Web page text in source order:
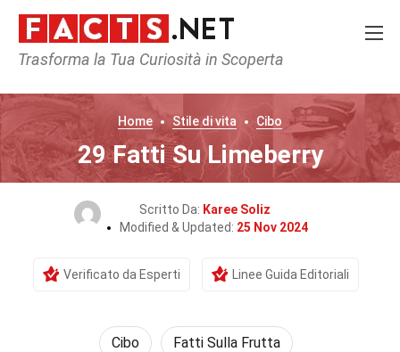
Trasforma la Tua Curiosità in Scoperta
Home Stile di vita Cibo
29 Fatti Su Limeberry
Scritto Da: Karee Soliz
Modified & Updated: 25 Nov 2024
Verificato da Esperti Linee Guida Editoriali
Cibo Fatti Sulla Frutta